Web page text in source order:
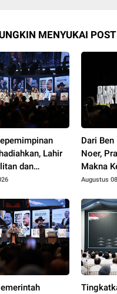
MENYUKAI
Lahir
dan
Dari
Noer,
Makna
Bekerja,
Augustus